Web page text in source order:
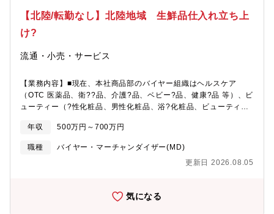
【北陸/転勤なし】北陸地域 生鮮品仕入れ立ち上
け?
流通・小売・サービス
【業務内容】■現在、本社商品部のバイヤー組織はヘルスケア
（OTC 医薬品、衛??品、介護?品、ベビー?品、健康?品 等）、ビ
ューティー（?性化粧品、男性化粧品、浴?化粧品、ビューティー
タリー、家庭?品、??消耗品、ペット?品、??雑貨 等）の 4 つの
課で構成されています。■ただ、北陸の?鮮仕?れルートが確?され
ていないため、仕?れ先の開拓、商品の?極めと仕?れ、必要に応じ
て加?、売場や季節に応じら商品?れ替えなどを?貫して担当頂きま
メーカー様等と打合せを?い、お店で取り扱う商品の選定・決定、
年収 500万円～700万円
職種
バイヤー・マーチャンダイザー(MD)
更新日 2026.08.05
気になる